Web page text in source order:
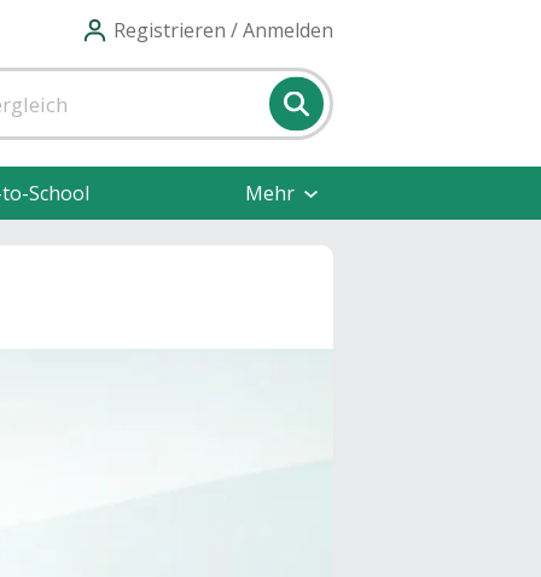
Registrieren / Anmelden
School Mehr